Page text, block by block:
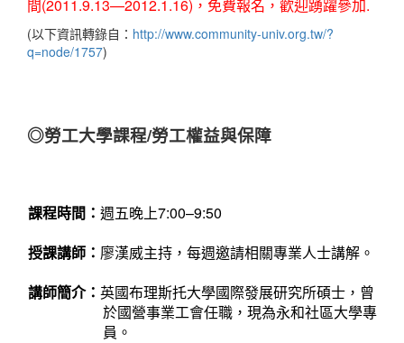
間(2011.9.13—2012.1.16)，免費報名，歡迎踴躍參加.
(以下資訊轉錄自： http://www.community-univ.org.tw/?
q=node/1757)
◎勞工大學課程/勞工權益與保障
課程時間：週五晚上7:00–9:50
授課講師： 廖漢威主持，每週邀請相關專業人士講解。
講師簡介：英國布理斯托大學國際發展研究所碩士，曾
於國營事業工會任職，現為永和社區大學專
員。